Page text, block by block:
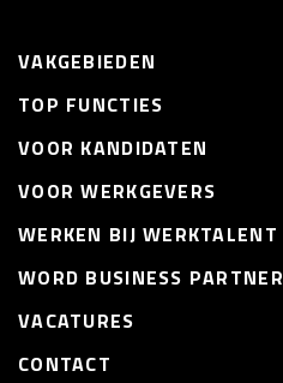
VAKGEBIEDEN
TOP FUNCTIES
VOOR KANDIDATEN
VOOR WERKGEVERS
WERKEN BIJ WERKTALENT
WORD BUSINESS PARTNER
VACATURES
CONTACT